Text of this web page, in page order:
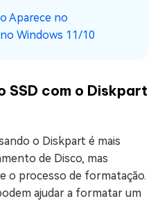
Aparece no
Windows 11/10
SSD com o Diskpart
o Diskpart é mais
de Disco, mas
o processo de formatação.
ajudar a formatar um